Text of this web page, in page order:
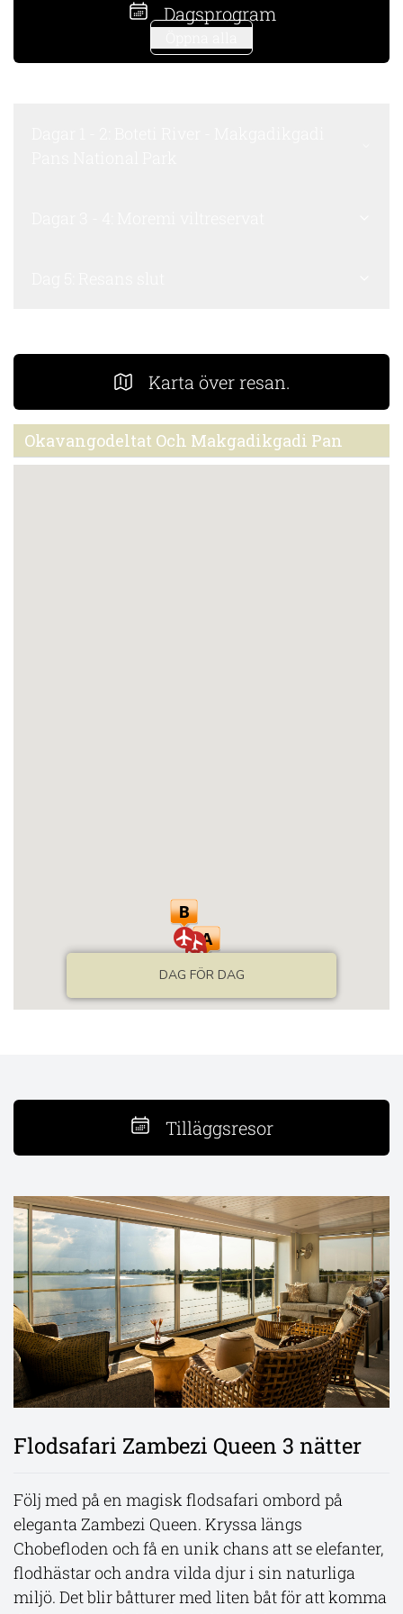
Dagsprogram
Karta över resan.
Tilläggsresor
Flodsafari Zambezi Queen 3 nätter
Följ med på en magisk flodsafari ombord på
eleganta Zambezi Queen. Kryssa längs
Chobefloden och få en unik chans att se elefanter,
flodhästar och andra vilda djur i sin naturliga
miljö. Det blir båtturer med liten båt för att komma
Upplev en lyxig safari vid Victoriafallen på
exklusiva Elephant Camp. Njut av närkontakt
med elefanter, en magisk solnedgång på
Rovos Rail Pretoria - Kapstaden
Följ med på en lyxig tågresa i Sydafrika som tar er
genom ett av världens mest spektakulära
landskap! Från Pretoria över höglandsslätterna,
vidare genom bergen och till de frodiga
vinlandskapen. Resan avslutas i Kapstaden med